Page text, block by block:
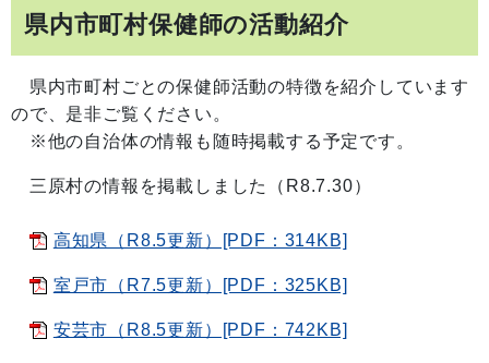
県内市町村保健師の活動紹介
県内市町村ごとの保健師活動の特徴を紹介しています
ので、是非ご覧ください。
※他の自治体の情報も随時掲載する予定です。
三原村の情報を掲載しました（R8.7.30）
高知県（R8.5更新）[PDF：314KB]
室戸市（R7.5更新）[PDF：325KB]
安芸市（R8.5更新）[PDF：742KB]